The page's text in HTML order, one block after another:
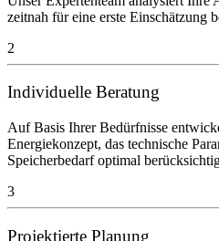
zeitnah für eine erste Einschätzung
2
Individuelle Beratung
Auf Basis Ihrer Bedürfnisse
Energiekonzept, das technische
Speicherbedarf optimal
3
Projektierte Planung